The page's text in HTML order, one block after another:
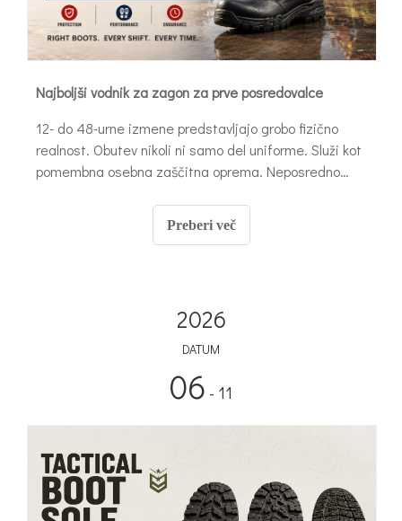
Najboljši vodnik za zagon za prve posredovalce
12- do 48-urne izmene predstavljajo grobo fizično
realnost. Obutev nikoli ni samo del uniforme. Služi kot
pomembna osebna zaščitna oprema. Neposredno
Preberi več
2026
DATUM
06 - 11